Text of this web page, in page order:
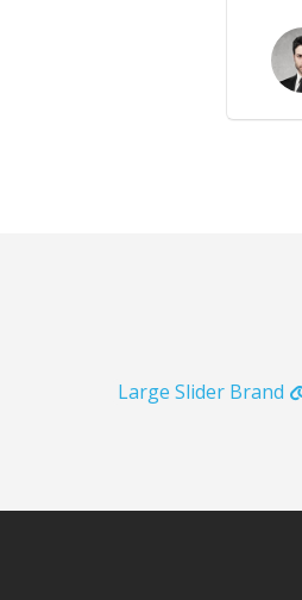
Large Slider Brand